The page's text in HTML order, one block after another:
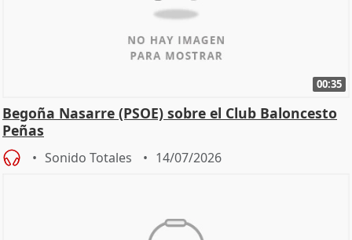
00:35
Begoña Nasarre (PSOE) sobre el Club Baloncesto
Peñas
Sonido Totales 14/07/2026